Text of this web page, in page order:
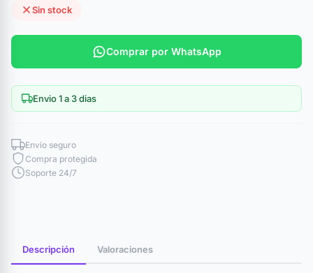
Sin stock
Comprar por WhatsApp
Envio 1 a 3 dias
Envío seguro
Compra protegida
Soporte 24/7
Descripción Valoraciones